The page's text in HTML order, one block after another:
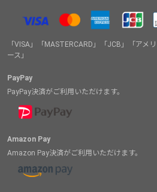
「VISA」「MASTERCARD」「JCB」「アメ
ース」
PayPay
PayPay決済がご利用いただけます。
Amazon Pay
Amazon Pay決済がご利用いただけます。